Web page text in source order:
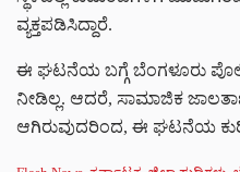
ವ್ಯಕ್ತಪಡಿಸಿದ್ದಾರೆ.
ಈ ಘಟನೆಯ ಬಗ್ಗೆ ಬೆಂಗಳೂರು
ನೀಡಿಲ್ಲ. ಆದರೆ, ಸಾಮಾಜಿಕ
ಆಗಿರುವುದರಿಂದ, ಈ ಘಟನೆಯ